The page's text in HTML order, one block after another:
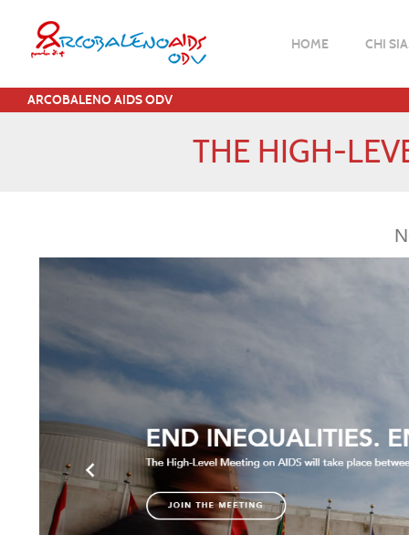
HOME CHI
ARCOBALENO AIDS ODV
THE HIGH-